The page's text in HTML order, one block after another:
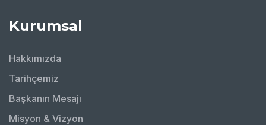
Kurumsal
Hakkımızda
Tarihçemiz
Başkanın Mesajı
Misyon & Vizyon